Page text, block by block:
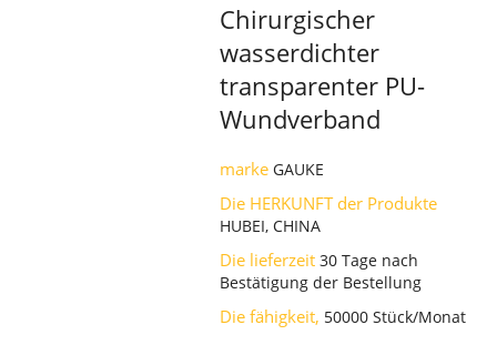
Chirurgischer
wasserdichter
transparenter PU-
Wundverband
marke GAUKE
Die HERKUNFT der Produkte
HUBEI, CHINA
Die lieferzeit 30 Tage nach
Bestätigung der Bestellung
Die fähigkeit, 50000 Stück/Monat